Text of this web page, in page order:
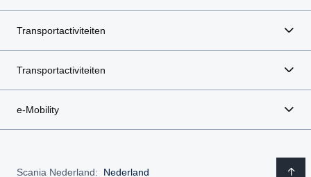
Transportactiviteiten
Transportactiviteiten
e-Mobility
Scania Nederland: Nederland